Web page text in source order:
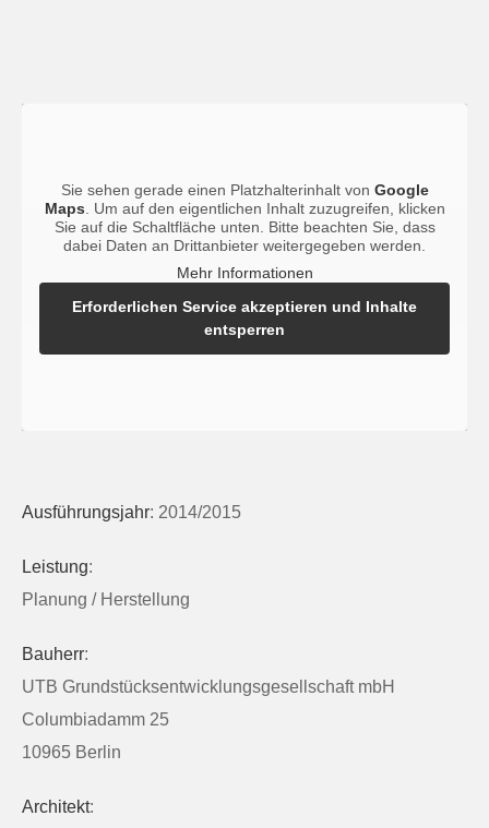
Sie sehen gerade einen Platzhalterinhalt von Google
Maps. Um auf den eigentlichen Inhalt zuzugreifen, klicken
Sie auf die Schaltfläche unten. Bitte beachten Sie, dass
dabei Daten an Drittanbieter weitergegeben werden.
Mehr Informationen
Erforderlichen Service akzeptieren und Inhalte
entsperren
Ausführungsjahr: 2014/2015
Leistung:
Planung / Herstellung
Bauherr:
UTB Grundstücksentwicklungsgesellschaft mbH
Columbiadamm 25
10965 Berlin
Architekt: